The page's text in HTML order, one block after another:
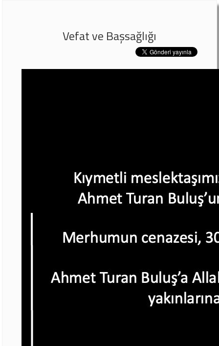
Vefat ve Başsağlığı